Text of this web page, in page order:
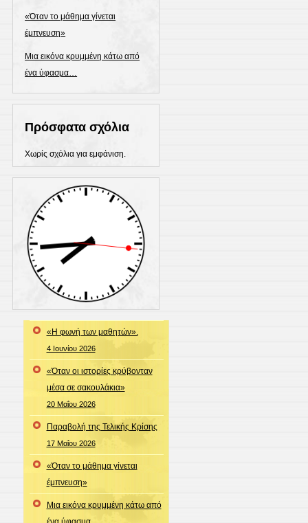
«Όταν το μάθημα γίνεται
έμπνευση»
Μια εικόνα κρυμμένη κάτω από
ένα ύφασμα…
Πρόσφατα σχόλια
Χωρίς σχόλια για εμφάνιση.
«Η φωνή των μαθητών».
4 Ιουνίου 2026
«Όταν οι ιστορίες κρύβονταν
μέσα σε σακουλάκια»
20 Μαΐου 2026
Παραβολή της Τελικής Κρίσης
17 Μαΐου 2026
«Όταν το μάθημα γίνεται
έμπνευση»
Μια εικόνα κρυμμένη κάτω από